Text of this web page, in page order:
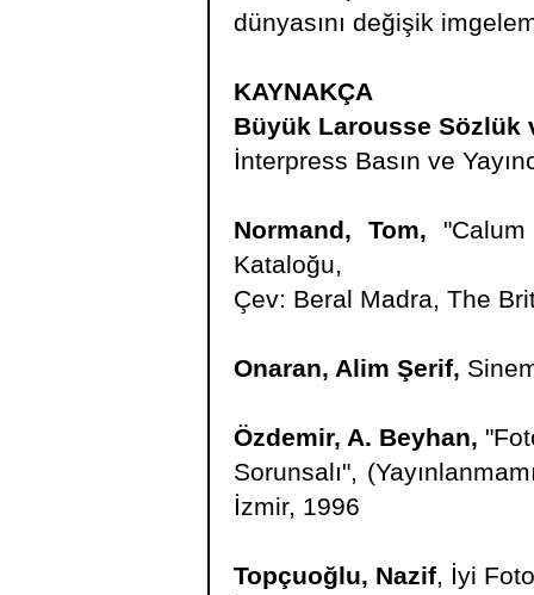
dünyasını değişik
KAYNAKÇA
Büyük Larousse Sözlük
İnterpress Basın ve
Normand, Tom,
Kataloğu,
Çev: Beral Madra, The
Onaran, Alim Şerif,
Özdemir, A. Beyhan,
Sorunsalı",
İzmir, 1996
Topçuoğlu, Nazif, İyi